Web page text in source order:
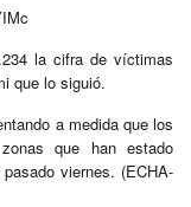
la cifra de víctimas
que lo siguió.
a medida que los
que han estado
viernes. (ECHA-